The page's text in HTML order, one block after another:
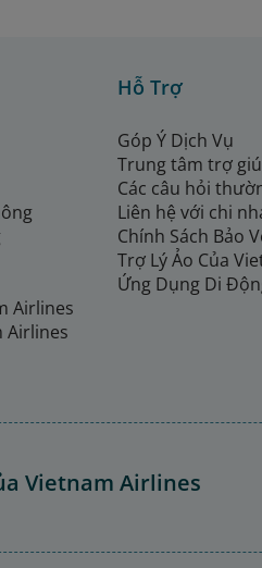
Airlines
Airlines
Hỗ Trợ
Góp Ý Dịch Vụ
Trung tâm trợ
Các câu hỏi
Liên hệ với chi
Chính Sách Bảo
Trợ Lý Ảo Của
Ứng Dụng Di
Vietnam Airlines